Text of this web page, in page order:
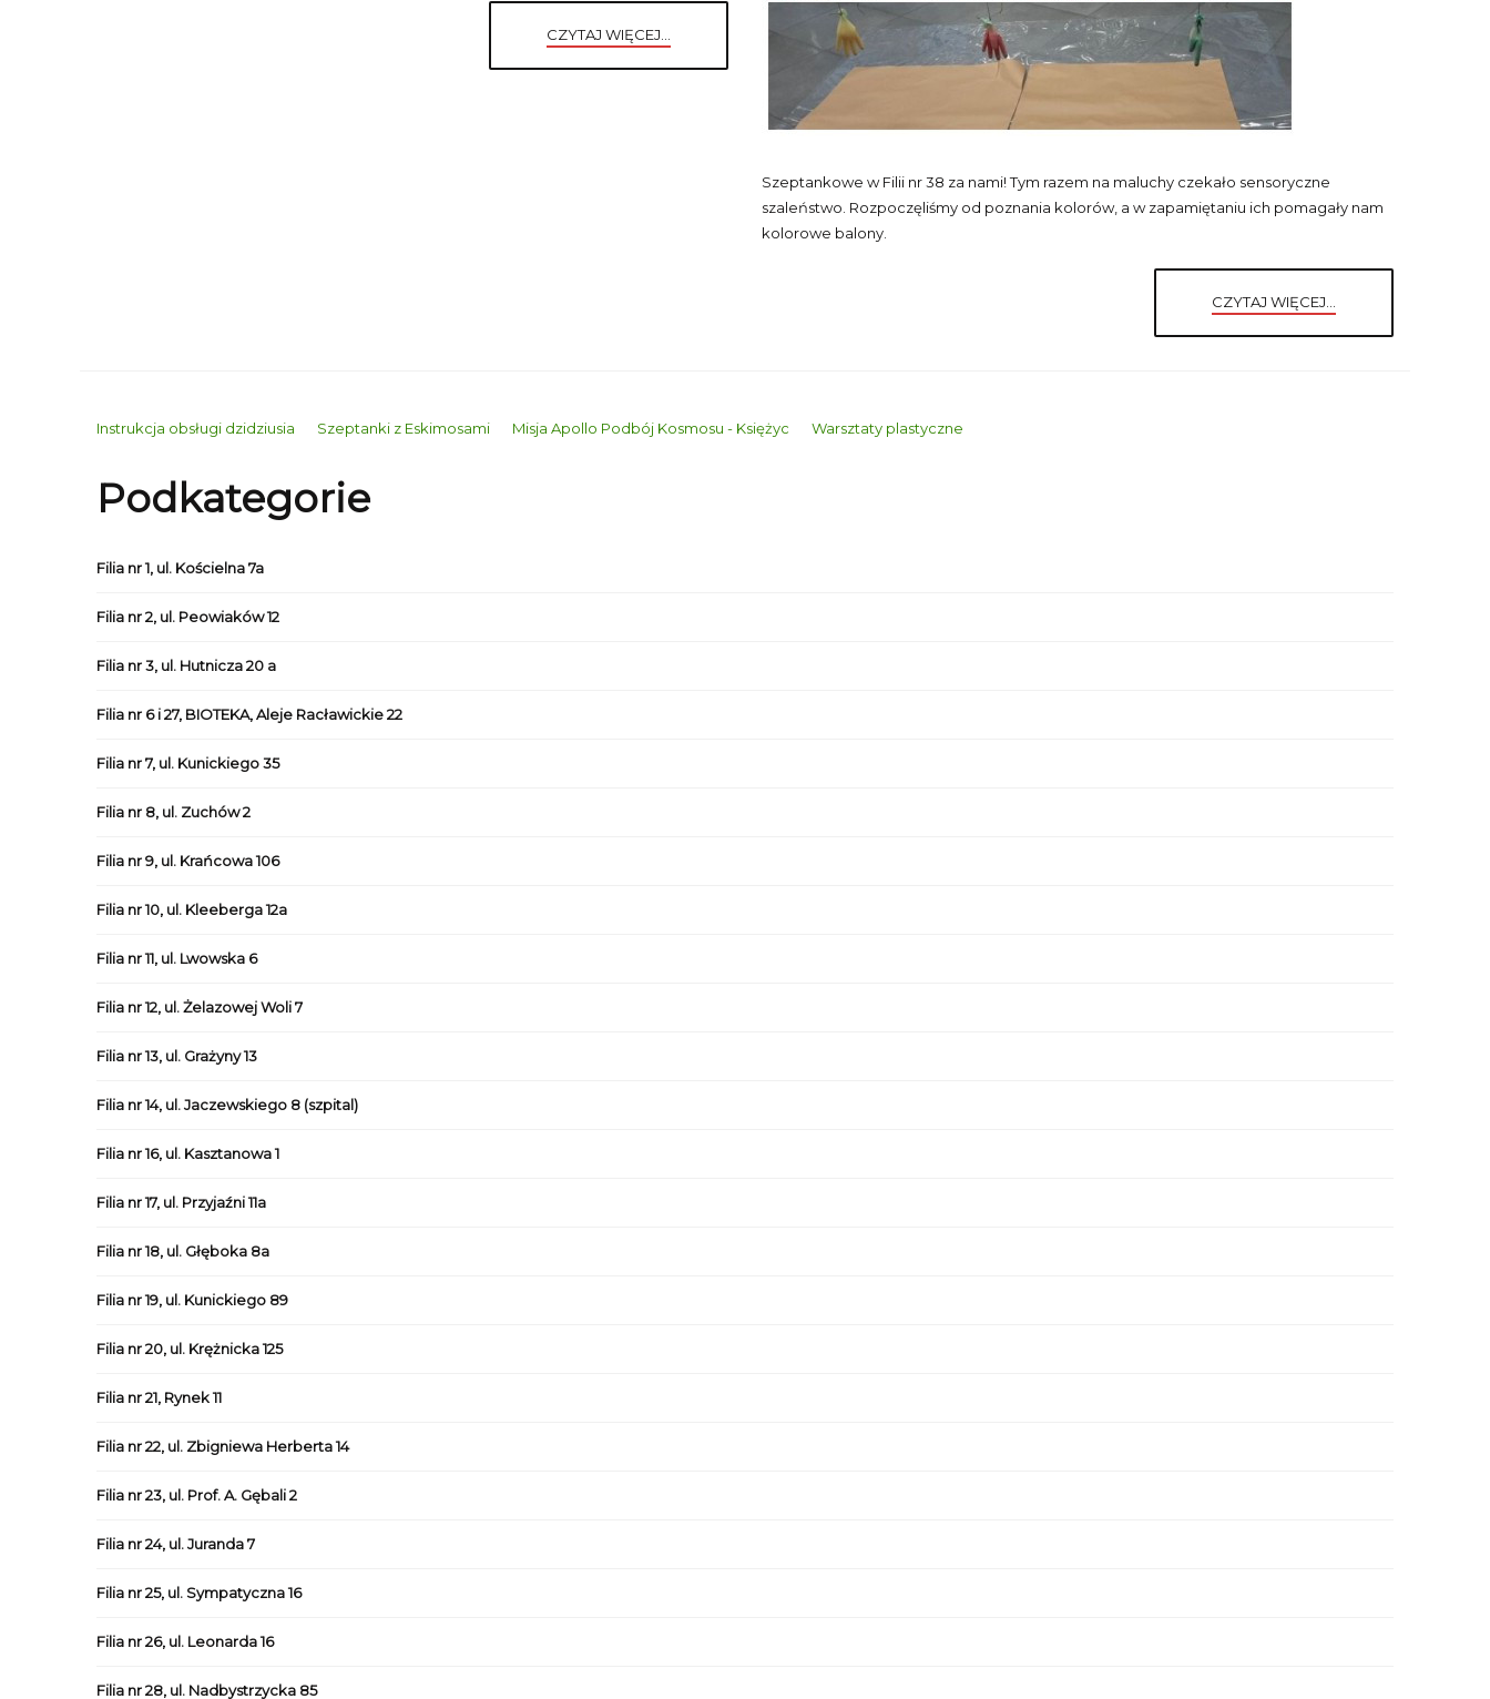
CZYTAJ WIĘCEJ...
Szeptankowe w Filii nr 38 za nami! Tym razem na maluchy czekało sensoryczne
szaleństwo. Rozpoczęliśmy od poznania kolorów, a w zapamiętaniu ich pomagały nam
kolorowe balony.
CZYTAJ WIĘCEJ...
Instrukcja obsługi dzidziusia Szeptanki z Eskimosami Misja Apollo Podbój Kosmosu - Księżyc Warsztaty plastyczne
Podkategorie
Filia nr 1, ul. Kościelna 7a
Filia nr 2, ul. Peowiaków 12
Filia nr 3, ul. Hutnicza 20 a
Filia nr 6 i 27, BIOTEKA, Aleje Racławickie 22
Filia nr 7, ul. Kunickiego 35
Filia nr 8, ul. Zuchów 2
Filia nr 9, ul. Krańcowa 106
Filia nr 10, ul. Kleeberga 12a
Filia nr 11, ul. Lwowska 6
Filia nr 12, ul. Żelazowej Woli 7
Filia nr 13, ul. Grażyny 13
Filia nr 14, ul. Jaczewskiego 8 (szpital)
Filia nr 16, ul. Kasztanowa 1
Filia nr 17, ul. Przyjaźni 11a
Filia nr 18, ul. Głęboka 8a
Filia nr 19, ul. Kunickiego 89
Filia nr 20, ul. Krężnicka 125
Filia nr 21, Rynek 11
Filia nr 22, ul. Zbigniewa Herberta 14
Filia nr 23, ul. Prof. A. Gębali 2
Filia nr 24, ul. Juranda 7
Filia nr 25, ul. Sympatyczna 16
Filia nr 26, ul. Leonarda 16
Filia nr 28, ul. Nadbystrzycka 85